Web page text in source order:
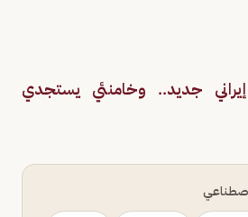
جديد.. وخامنئي يستجدي